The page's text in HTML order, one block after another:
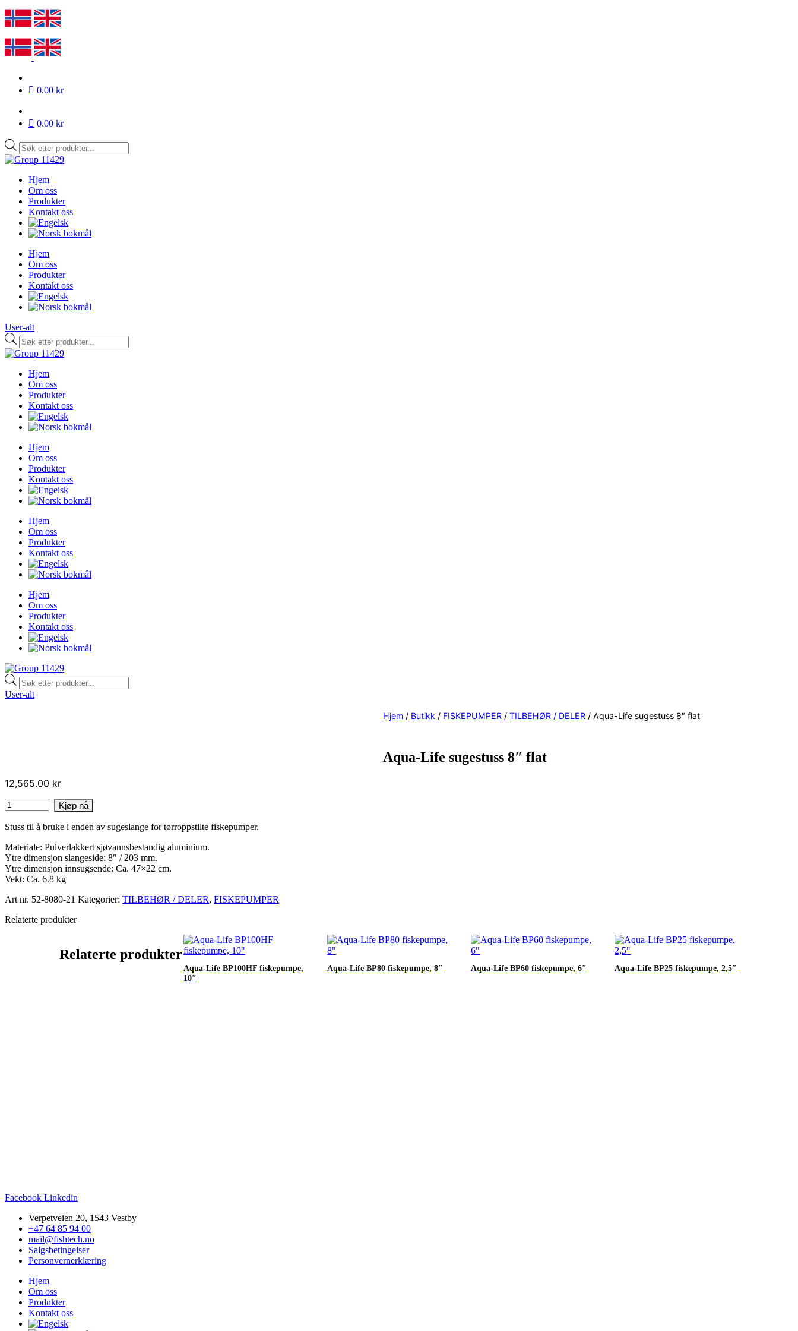
0.00 kr
0.00 kr
Products
search
Hjem
Om oss
Produkter
Kontakt oss
Hjem
Om oss
Produkter
Kontakt oss
User-alt
Products
search
Hjem
Om oss
Produkter
Kontakt oss
Hjem
Om oss
Produkter
Kontakt oss
Hjem
Om oss
Produkter
Kontakt oss
Hjem
Om oss
Produkter
Kontakt oss
Products
search
User-alt
Hjem / Butikk / FISKEPUMPER /TILBEHØR / DELER / Aqua-Life sugestuss 8″ flat
Aqua-Life sugestuss 8″ flat
12,565.00 kr
Aqua-
Life
sugestuss
flat
antall
Kjøp nå
Stuss til å bruke i enden av sugeslange for tørroppstilte fiskepumper.
Materiale: Pulverlakkert sjøvannsbestandig aluminium.
Ytre dimensjon slangeside: 8″ / 203 mm.
Ytre dimensjon innsugsende: Ca. 47×22 cm.
Vekt: Ca. 6.8 kg
Art nr. 52-8080-21 Kategorier: TILBEHØR / DELER, FISKEPUMPER
Relaterte produkter
Relaterte produkter
Aqua-Life BP100HF fiskepumpe,
10″
Aqua-Life BP80 fiskepumpe, 8″ Aqua-Life BP60 fiskepumpe, 6″ Aqua-Life BP25 fiskepumpe, 2,5″
Facebook Linkedin
Verpetveien 20, 1543 Vestby
+47 64 85 94 00
mail@fishtech.no
Salgsbetingelser
Personvernerklæring
Hjem
Om oss
Produkter
Kontakt oss